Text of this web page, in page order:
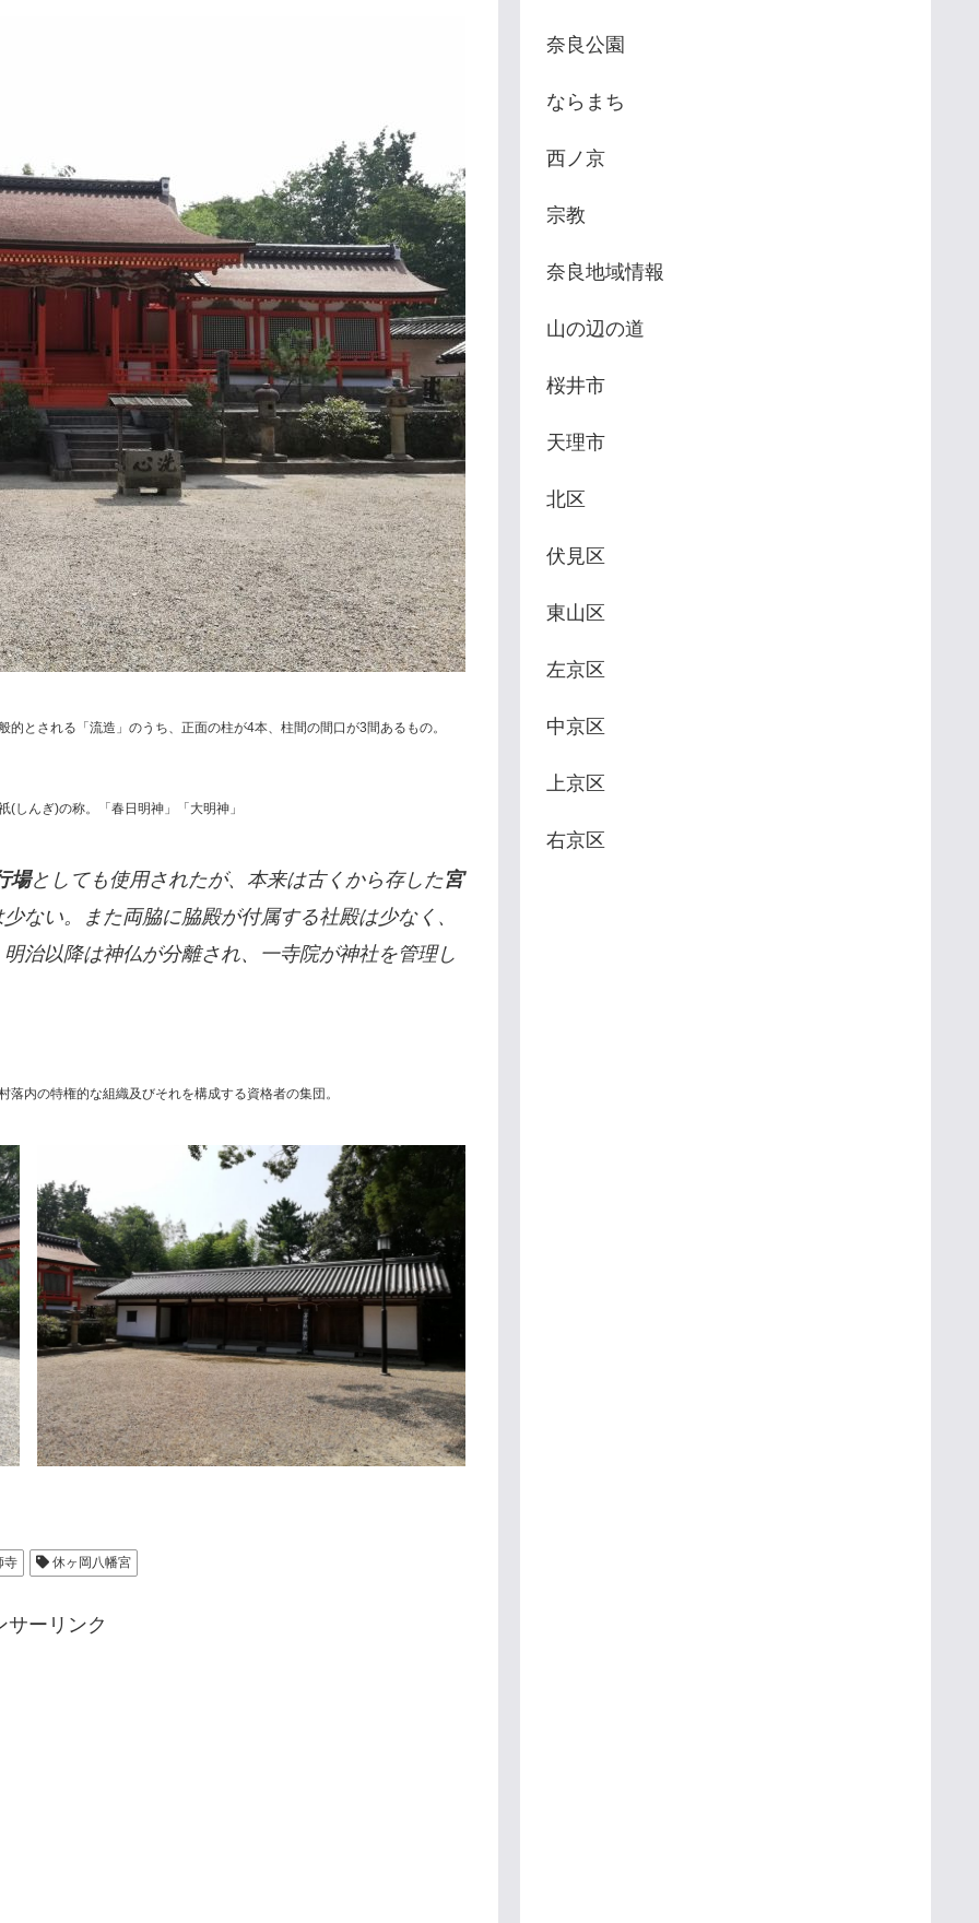
とされる「流造」のうち、正面の柱が4本、柱間の間口が3間あるもの。
しんぎ)の称。「春日明神」「大明神」
場としても使用されたが、本来は古くから存した宮
ない。また両脇に脇殿が付属する社殿は少なく、
治以降は神仏が分離され、一寺院が神社を管理し
内の特権的な組織及びそれを構成する資格者の集団。
寺 休ヶ岡八幡宮
サーリンク
奈良公園
ならまち
西ノ京
宗教
奈良地域情報
山の辺の道
桜井市
天理市
北区
伏見区
東山区
左京区
中京区
上京区
右京区